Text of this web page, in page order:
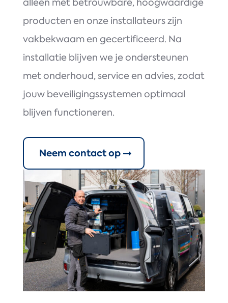
alleen met betrouwbare, hoogwaardige
producten en onze installateurs zijn
vakbekwaam en gecertificeerd. Na
installatie blijven we je ondersteunen
met onderhoud, service en advies, zodat
jouw beveiligingssystemen optimaal
blijven functioneren.
Neem contact op